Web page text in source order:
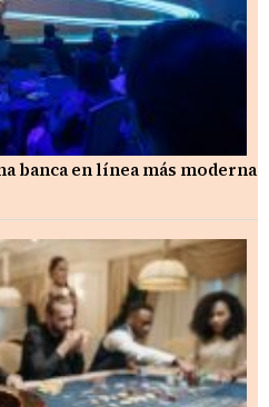
banca en línea más moderna